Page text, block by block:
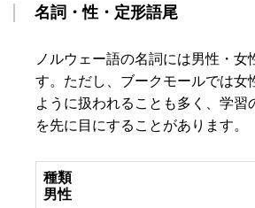
名詞・性・定形語尾
ノルウェー語の名詞には男性・女
す。ただし、ブークモールでは女
ように扱われることも多く、学習
を先に目にすることがあります。
男性